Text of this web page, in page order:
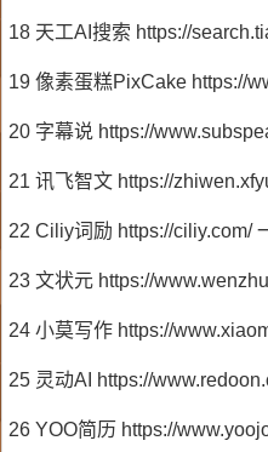
18 天工AI搜索 https://
19 像素蛋糕PixCake https://
20 字幕说 https://
21 讯飞智文 https://
22 Ciliy词励 https://ciliy.com/
23 文状元 https://
24 小莫写作 https://
25 灵动AI https://
26 YOO简历 https://